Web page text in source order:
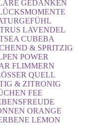
GEDANKEN
LAVENDEL
CUBEBA
& SPRITZIG
POWER
FLIMMERN
QUELL
& ZITRONIG
FEE
ORANGE
LEMON